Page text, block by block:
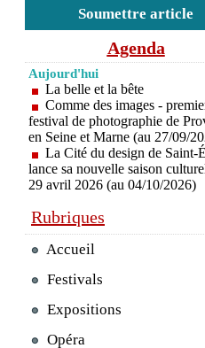
Soumettre article
Agenda
Aujourd'hui
La belle et la bête
Comme des images -
festival de photographie de
en Seine et Marne (au 27/09/
La Cité du design de Saint-
lance sa nouvelle saison
29 avril 2026 (au 04/10/2026)
Rubriques
Accueil
Festivals
Expositions
Opéra